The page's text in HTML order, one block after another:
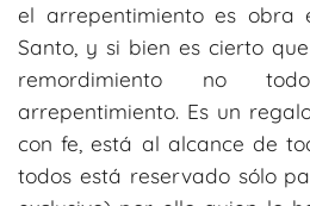
el arrepentimiento es obra
Santo, y si bien es cierto
remordimiento no
arrepentimiento. Es un
con fe, está al alcance de
todos está reservado sólo